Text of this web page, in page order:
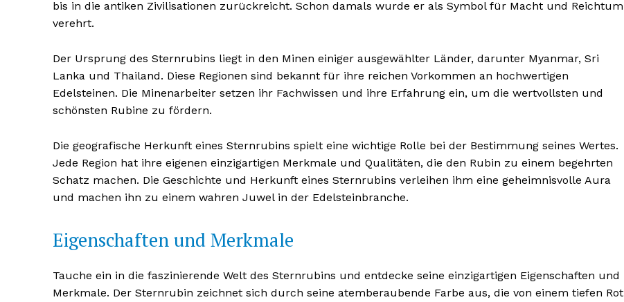
Erhalte unseren
Newsletter
bis in die antiken Zivilisationen zurückreicht. Schon damals wurde er als Symbol für Macht und Reichtum
verehrt.
Der Ursprung des Sternrubins liegt in den Minen einiger ausgewählter Länder, darunter Myanmar, Sri
Lanka und Thailand. Diese Regionen sind bekannt für ihre reichen Vorkommen an hochwertigen
Edelsteinen. Die Minenarbeiter setzen ihr Fachwissen und ihre Erfahrung ein, um die wertvollsten und
schönsten Rubine zu fördern.
Die geografische Herkunft eines Sternrubins spielt eine wichtige Rolle bei der Bestimmung seines Wertes.
Jede Region hat ihre eigenen einzigartigen Merkmale und Qualitäten, die den Rubin zu einem begehrten
Schatz machen. Die Geschichte und Herkunft eines Sternrubins verleihen ihm eine geheimnisvolle Aura
und machen ihn zu einem wahren Juwel in der Edelsteinbranche.
Eigenschaften und Merkmale
Tauche ein in die faszinierende Welt des Sternrubins und entdecke seine einzigartigen Eigenschaften und
Merkmale. Der Sternrubin zeichnet sich durch seine atemberaubende Farbe aus, die von einem tiefen Rot